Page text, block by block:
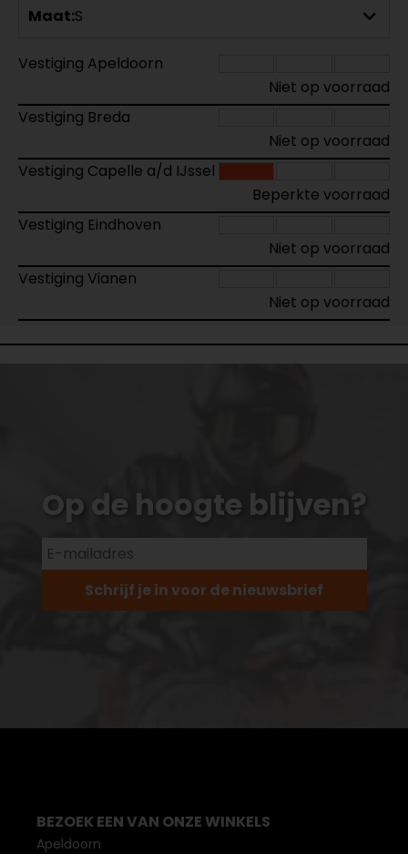
Maat:S
Vestiging Apeldoorn
Niet op voorraad
Vestiging Breda
Niet op voorraad
Vestiging Capelle a/d IJssel
Beperkte voorraad
Vestiging Eindhoven
Niet op voorraad
Vestiging Vianen
Niet op voorraad
Op de hoogte blijven?
Schrijf je in voor de nieuwsbrief
BEZOEK EEN VAN ONZE WINKELS
Apeldoorn